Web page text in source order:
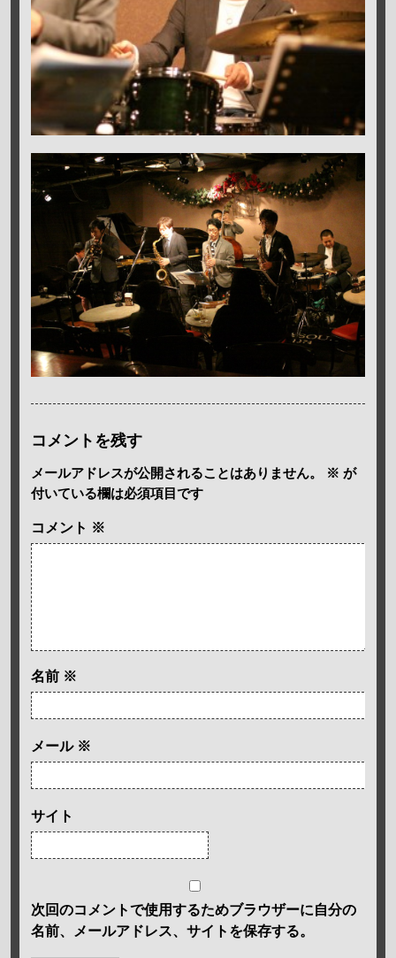
コメントを残す
メールアドレスが公開されることはありません。 ※ が
付いている欄は必須項目です
コメント ※
名前 ※
メール ※
サイト
次回のコメントで使用するためブラウザーに自分の
名前、メールアドレス、サイトを保存する。